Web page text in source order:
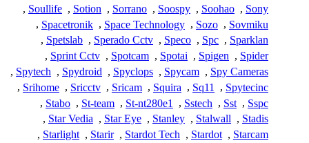
Sony
,
Soohao
,
Soospy
,
Sorrano
,
Sotion
,
Soullife
,
Sovmiku
,
Sozo
,
Space Technology
,
Spacetronik
,
Sparklan
,
Spc
,
Speco
,
Sperado Cctv
,
Spetslab
,
Spider
,
Spigen
,
Spotai
,
Spotcam
,
Sprint Cctv
,
Spy Cameras
,
Spycam
,
Spyclops
,
Spydroid
,
Spytech
,
Spytecinc
,
Sq11
,
Squira
,
Sricam
,
Sricctv
,
Srihome
,
Sspc
,
Sst
,
Sstech
,
St-nt280e1
,
St-team
,
Stabo
,
Stadis
,
Stalwall
,
Stanley
,
Star Eye
,
Star Vedia
,
Starcam
,
Stardot
,
Stardot Tech
,
Starir
,
Starlight
,